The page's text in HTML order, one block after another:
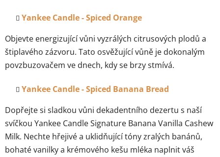
Yankee Candle - Spiced Orange
Objevte energizující vůni vyzrálých citrusových plodů a
štiplavého zázvoru. Tato osvěžující vůně je dokonalým
povzbuzovačem ve dnech, kdy se brzy stmívá.
Yankee Candle - Spiced Banana Bread
Dopřejte si sladkou vůni dekadentního dezertu s naší
svíčkou Yankee Candle Signature Banana Vanilla Cashew
Milk. Nechte hřejivé a uklidňující tóny zralých banánů,
bohaté vanilky a krémového kešu mléka naplnit váš